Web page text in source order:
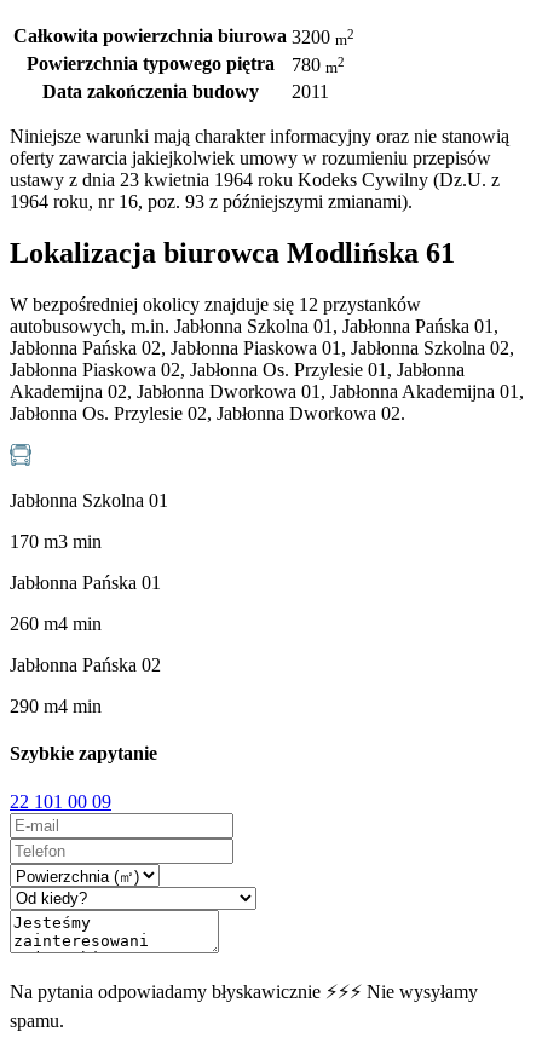
Całkowita powierzchnia biurowa 3200 m2
Powierzchnia typowego piętra 780 m2
Data zakończenia budowy 2011
Niniejsze warunki mają charakter informacyjny oraz nie stanowią
oferty zawarcia jakiejkolwiek umowy w rozumieniu przepisów
ustawy z dnia 23 kwietnia 1964 roku Kodeks Cywilny (Dz.U. z
1964 roku, nr 16, poz. 93 z późniejszymi zmianami).
Lokalizacja biurowca Modlińska 61
W bezpośredniej okolicy znajduje się 12 przystanków
autobusowych, m.in. Jabłonna Szkolna 01, Jabłonna Pańska 01,
Jabłonna Pańska 02, Jabłonna Piaskowa 01, Jabłonna Szkolna 02,
Jabłonna Piaskowa 02, Jabłonna Os. Przylesie 01, Jabłonna
Akademijna 02, Jabłonna Dworkowa 01, Jabłonna Akademijna 01,
Jabłonna Os. Przylesie 02, Jabłonna Dworkowa 02.
Jabłonna Szkolna 01
170 m3 min
Jabłonna Pańska 01
260 m4 min
Jabłonna Pańska 02
290 m4 min
Szybkie zapytanie
22 101 00 09
Na pytania odpowiadamy błyskawicznie ⚡⚡⚡ Nie wysyłamy
spamu.